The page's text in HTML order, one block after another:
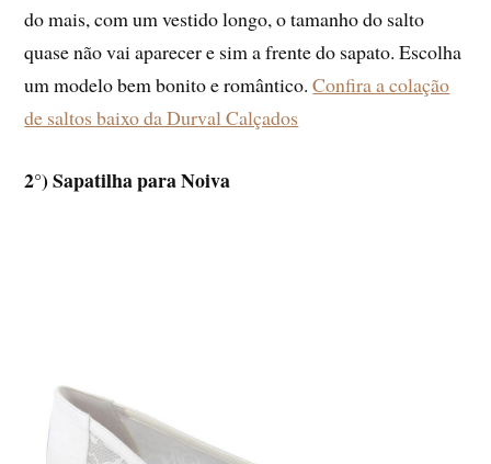
do mais, com um vestido longo, o tamanho do salto
quase não vai aparecer e sim a frente do sapato. Escolha
um modelo bem bonito e romântico.Confira a colação
de saltos baixo da Durval Calçados
2°) Sapatilha para Noiva